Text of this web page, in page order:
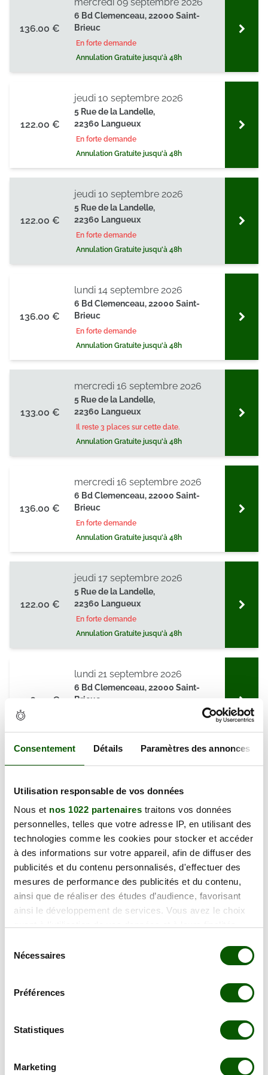
Consentement Détails Paramètres des annonces
Utilisation responsable de vos données
Nous et nos 1022 partenaires traitons vos données
personnelles, telles que votre adresse IP, en utilisant des
technologies comme les cookies pour stocker et accéder
à des informations sur votre appareil, afin de diffuser des
publicités et du contenu personnalisés, d'effectuer des
mesures de performance des publicités et du contenu,
ainsi que de réaliser des études d’audience, favorisant
ainsi le développement de services. Vous avez le choix
tout moment en consultant la Déclaration relative aux
cookies ou en cliquant sur l'icône de confidentialité.
Si vous le permettez, nous aimerions également :
géographique qui peuvent être précises à plusieurs
Identifier votre appareil en l'analysant activement
pour en relever les caractéristiques spécifiques
Nécessaires
Préférences
Statistiques
Marketing
136.00 €
6 Bd Clemenceau, 22000 Saint-
Brieuc
En forte demande
Annulation Gratuite jusqu'à 48h
122.00 €
5 Rue de la Landelle,
22360 Langueux
En forte demande
Annulation Gratuite jusqu'à 48h
jeudi 10 septembre 2026
122.00 €
5 Rue de la Landelle,
22360 Langueux
En forte demande
Annulation Gratuite jusqu'à 48h
jeudi 10 septembre 2026
136.00 €
6 Bd Clemenceau, 22000 Saint-
Brieuc
En forte demande
Annulation Gratuite jusqu'à 48h
lundi 14 septembre 2026
133.00 €
5 Rue de la Landelle,
22360 Langueux
Il reste 3 places sur cette date.
Annulation Gratuite jusqu'à 48h
mercredi 16 septembre 2026
136.00 €
6 Bd Clemenceau, 22000 Saint-
Brieuc
En forte demande
Annulation Gratuite jusqu'à 48h
mercredi 16 septembre 2026
122.00 €
5 Rue de la Landelle,
22360 Langueux
En forte demande
Annulation Gratuite jusqu'à 48h
jeudi 17 septembre 2026
136.00 €
6 Bd Clemenceau, 22000 Saint-
Brieuc
lundi 21 septembre 2026
123.00 €
22360 Langueux
En forte demande
Annulation Gratuite jusqu'à 48h
jeudi 24 septembre 2026
122.00 €
5 Rue de la Landelle,
22360 Langueux
En forte demande
lundi 28 septembre 2026
122.00 €